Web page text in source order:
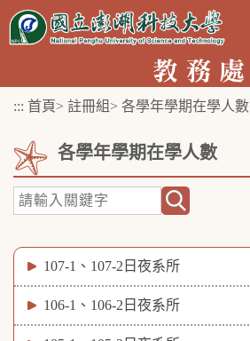
跳
::: 首頁> 註冊組 > 各學年學期在學人數
各學年學期在學人數
107-1、107-2日夜系所
106-1、106-2日夜系所